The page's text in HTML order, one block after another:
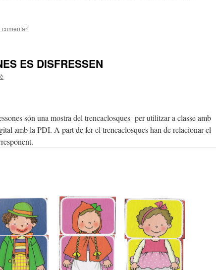
comentari
ES DISFRESSEN
són una mostra del trencaclosques per utilitzar a classe amb
amb la PDI. A part de fer el trencaclosques han de relacionar el